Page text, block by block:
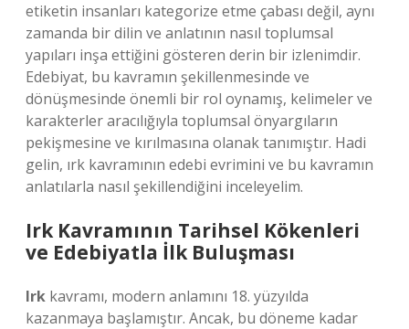
etiketin insanları kategorize etme çabası değil, aynı
zamanda bir dilin ve anlatının nasıl toplumsal
yapıları inşa ettiğini gösteren derin bir izlenimdir.
Edebiyat, bu kavramın şekillenmesinde ve
dönüşmesinde önemli bir rol oynamış, kelimeler ve
karakterler aracılığıyla toplumsal önyargıların
pekişmesine ve kırılmasına olanak tanımıştır. Hadi
gelin, ırk kavramının edebi evrimini ve bu kavramın
anlatılarla nasıl şekillendiğini inceleyelim.
Irk Kavramının Tarihsel Kökenleri
ve Edebiyatla İlk Buluşması
Irk kavramı, modern anlamını 18. yüzyılda
kazanmaya başlamıştır. Ancak, bu döneme kadar